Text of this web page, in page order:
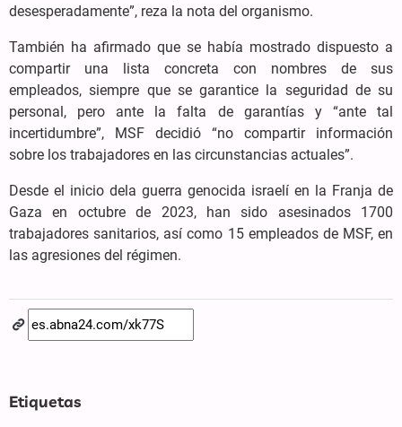
desesperadamente”, reza la nota del organismo.
También ha afirmado que se había mostrado dispuesto a
compartir una lista concreta con nombres de sus
empleados, siempre que se garantice la seguridad de su
personal, pero ante la falta de garantías y “ante tal
incertidumbre”, MSF decidió “no compartir información
sobre los trabajadores en las circunstancias actuales”.
Desde el inicio dela guerra genocida israelí en la Franja de
Gaza en octubre de 2023, han sido asesinados 1700
trabajadores sanitarios, así como 15 empleados de MSF, en
las agresiones del régimen.
Etiquetas